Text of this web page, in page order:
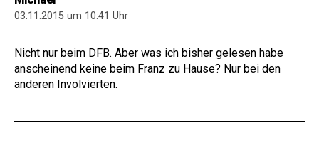
03.11.2015 um 10:41 Uhr
Nicht nur beim DFB. Aber was ich bisher gelesen habe
anscheinend keine beim Franz zu Hause? Nur bei den
anderen Involvierten.